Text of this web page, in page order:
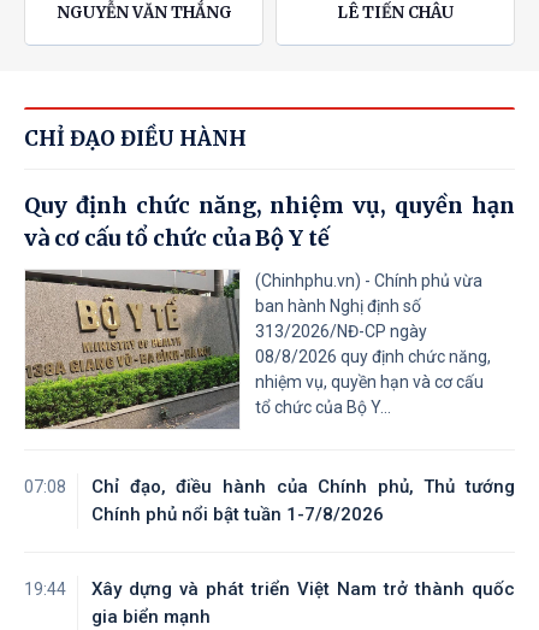
NGUYỄN VĂN THẮNG
LÊ TIẾN CHÂU
CHỈ ĐẠO ĐIỀU HÀNH
Quy định chức năng, nhiệm vụ, quyền hạn
và cơ cấu tổ chức của Bộ Y tế
(Chinhphu.vn) - Chính phủ vừa
ban hành Nghị định số
313/2026/NĐ-CP ngày
08/8/2026 quy định chức năng,
nhiệm vụ, quyền hạn và cơ cấu
tổ chức của Bộ Y...
07:08
Chỉ đạo, điều hành của Chính phủ, Thủ tướng
Chính phủ nổi bật tuần 1-7/8/2026
19:44
Xây dựng và phát triển Việt Nam trở thành quốc
gia biển mạnh